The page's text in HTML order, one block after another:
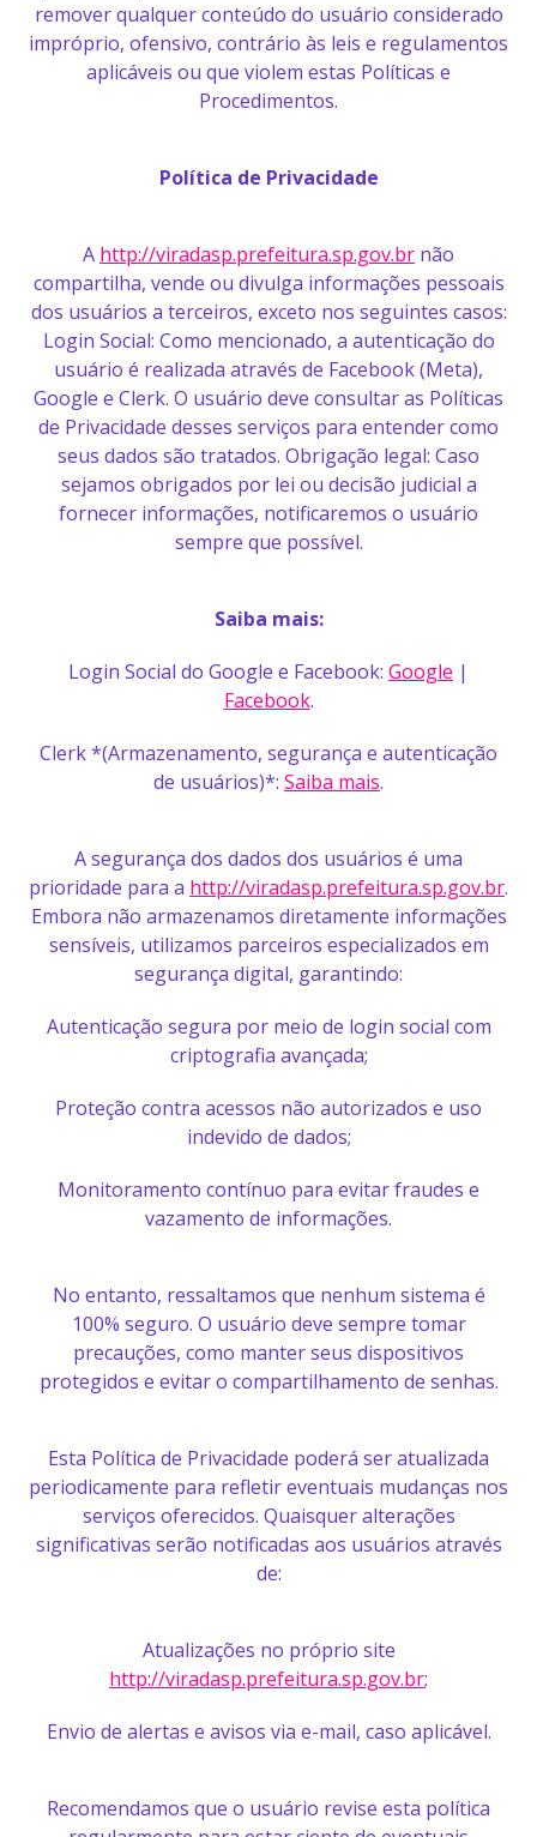
remover qualquer conteúdo do usuário considerado
impróprio, ofensivo, contrário às leis e regulamentos
aplicáveis ou que violem estas Políticas e
Procedimentos.
Política de Privacidade
A http://viradasp.prefeitura.sp.gov.br não
compartilha, vende ou divulga informações pessoais
dos usuários a terceiros, exceto nos seguintes casos:
Login Social: Como mencionado, a autenticação do
usuário é realizada através de Facebook (Meta),
Google e Clerk. O usuário deve consultar as Políticas
de Privacidade desses serviços para entender como
seus dados são tratados. Obrigação legal: Caso
sejamos obrigados por lei ou decisão judicial a
fornecer informações, notificaremos o usuário
sempre que possível.
Saiba mais:
Login Social do Google e Facebook: Google |
Facebook.
Clerk *(Armazenamento, segurança e autenticação
de usuários)*: Saiba mais.
A segurança dos dados dos usuários é uma
prioridade para a http://viradasp.prefeitura.sp.gov.br.
Embora não armazenamos diretamente informações
sensíveis, utilizamos parceiros especializados em
segurança digital, garantindo:
Autenticação segura por meio de login social com
criptografia avançada;
Proteção contra acessos não autorizados e uso
indevido de dados;
Monitoramento contínuo para evitar fraudes e
vazamento de informações.
No entanto, ressaltamos que nenhum sistema é
100% seguro. O usuário deve sempre tomar
precauções, como manter seus dispositivos
protegidos e evitar o compartilhamento de senhas.
Esta Política de Privacidade poderá ser atualizada
periodicamente para refletir eventuais mudanças nos
serviços oferecidos. Quaisquer alterações
significativas serão notificadas aos usuários através
de:
Atualizações no próprio site
http://viradasp.prefeitura.sp.gov.br;
Envio de alertas e avisos via e-mail, caso aplicável.
Recomendamos que o usuário revise esta política